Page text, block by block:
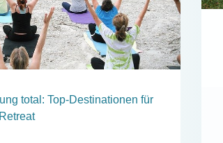
total: Top-Destinationen für